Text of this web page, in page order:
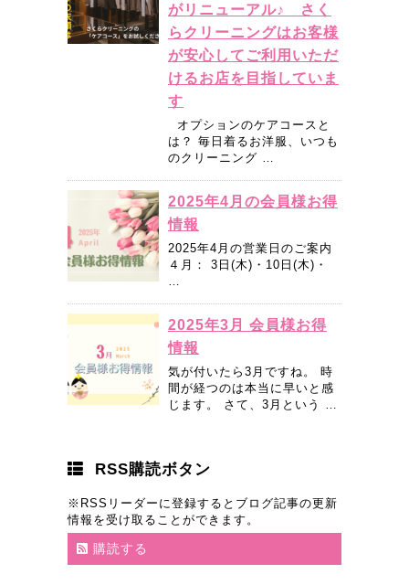
がリニューアル♪ さく
らクリーニングはお客様
が安心してご利用いただ
けるお店を目指していま
す
オプションのケアコースと
は？ 毎日着るお洋服、いつも
のクリーニング …
2025年4月の会員様お得
情報
2025年4月の営業日のご案内
４月： 3日(木)・10日(木)・
…
2025年3月 会員様お得
情報
気が付いたら3月ですね。 時
間が経つのは本当に早いと感
じます。 さて、3月という …
RSS購読ボタン
※RSSリーダーに登録するとブログ記事の更新
情報を受け取ることができます。
購読する